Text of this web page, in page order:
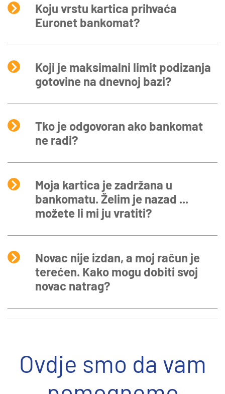
Koju vrstu kartica prihvaća
Euronet bankomat?
Koji je maksimalni limit podizanja
gotovine na dnevnoj bazi?
Tko je odgovoran ako bankomat
ne radi?
Moja kartica je zadržana u
bankomatu. Želim je nazad ...
možete li mi ju vratiti?
Novac nije izdan, a moj račun je
terećen. Kako mogu dobiti svoj
novac natrag?
Ovdje smo da vam